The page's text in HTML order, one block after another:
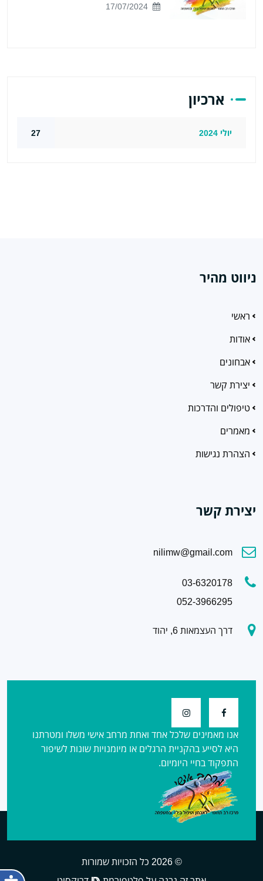
ארכיון
יולי 2024 27
ניווט מהיר
ראשי
אודות
אבחונים
יצירת קשר
טיפולים והדרכות
מאמרים
הצהרת נגישות
יצירת קשר
nilimw@gmail.com
03-6320178
052-3966295
דרך העצמאות 6, יהוד
אנו מאמינים שלכל אחד ואחת מרחב אישי משלו ומטרתנו
היא לסייע בהקניית הרגלים או מיומנויות שונות לשיפור
התפקוד בחיי היומיום.
© 2026 כל הזכויות שמורות